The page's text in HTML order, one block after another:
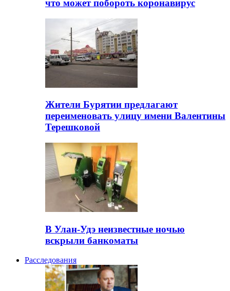
что может побороть коронавирус
Жители Бурятии предлагают
переименовать улицу имени Валентины
Терешковой
В Улан-Удэ неизвестные ночью
вскрыли банкоматы
Расследования